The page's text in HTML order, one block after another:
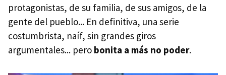
protagonistas, de su familia, de sus amigos, de la
gente del pueblo... En definitiva, una serie
costumbrista, naíf, sin grandes giros
argumentales... pero bonita a más no poder.